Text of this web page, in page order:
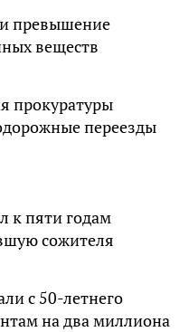
превышение
веществ
прокуратуры
переезды
к пяти годам
сожителя
с 50-летнего
на два миллиона